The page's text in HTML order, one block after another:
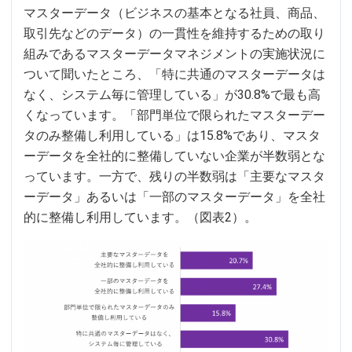
マスターデータ（ビジネスの基本となる社員、商品、
取引先などのデータ）の一貫性を維持するための取り
組みであるマスターデータマネジメントの実施状況に
ついて聞いたところ、「特に共通のマスターデータは
なく、システム毎に管理している」が30.8%で最も高
くなっています。「部門単位で限られたマスターデー
タのみ整備し利用している」は15.8%であり、マスタ
ーデータを全社的に整備していない企業が半数弱とな
っています。一方で、残りの半数弱は「主要なマスタ
ーデータ」あるいは「一部のマスターデータ」を全社
的に整備し利用しています。（図表2）。